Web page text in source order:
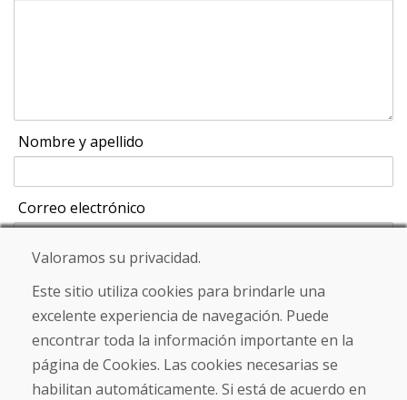
Nombre y apellido
Correo electrónico
Enviar
Línea de información
Valoramos su privacidad.
Este sitio utiliza cookies para brindarle una
excelente experiencia de navegación. Puede
encontrar toda la información importante en la
página de Cookies. Las cookies necesarias se
habilitan automáticamente. Si está de acuerdo en